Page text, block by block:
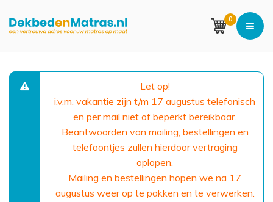
0
Let op!
i.v.m. vakantie zijn t/m 17 augustus telefonisch
en per mail niet of beperkt bereikbaar.
Beantwoorden van mailing, bestellingen en
telefoontjes zullen hierdoor vertraging
oplopen.
Mailing en bestellingen hopen we na 17
augustus weer op te pakken en te verwerken.